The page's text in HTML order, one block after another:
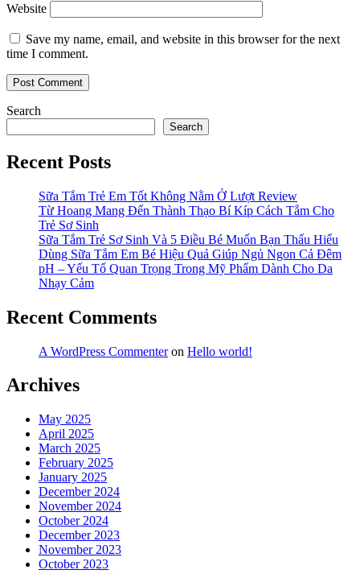
Website
Save my name, email, and website in this browser for the next
time I comment.
Search
Search
Recent Posts
Sữa Tắm Trẻ Em Tốt Không Nằm Ở Lượt Review
Từ Hoang Mang Đến Thành Thạo Bí Kíp Cách Tắm Cho
Trẻ Sơ Sinh
Sữa Tắm Trẻ Sơ Sinh Và 5 Điều Bé Muốn Bạn Thấu Hiểu
Dùng Sữa Tắm Em Bé Hiệu Quả Giúp Ngủ Ngon Cả Đêm
pH – Yếu Tố Quan Trọng Trong Mỹ Phẩm Dành Cho Da
Nhạy Cảm
Recent Comments
A WordPress Commenteron Hello world!
Archives
May 2025
April 2025
March 2025
February 2025
January 2025
December 2024
November 2024
October 2024
December 2023
November 2023
October 2023